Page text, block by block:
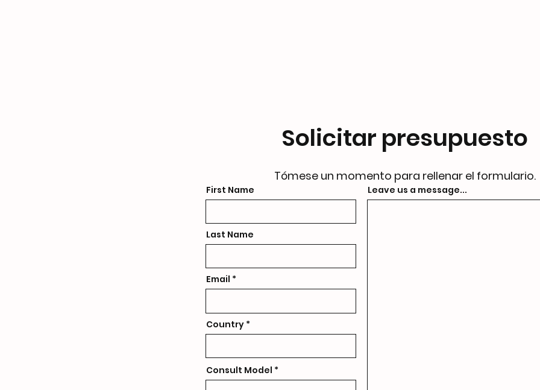
Solicitar presupuesto
Tómese un momento para rellenar el formulario.
First Name
Last Name
Email
Country
Consult Model
Leave us a message...